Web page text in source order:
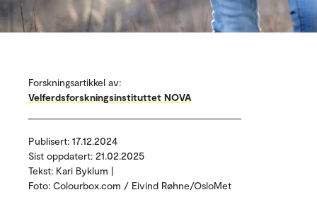
Forskningsartikkel av:
Velferdsforskningsinstituttet NOVA
Publisert: 17.12.2024
Sist oppdatert: 21.02.2025
Tekst: Kari Byklum |
Foto: Colourbox.com / Eivind Røhne/OsloMet